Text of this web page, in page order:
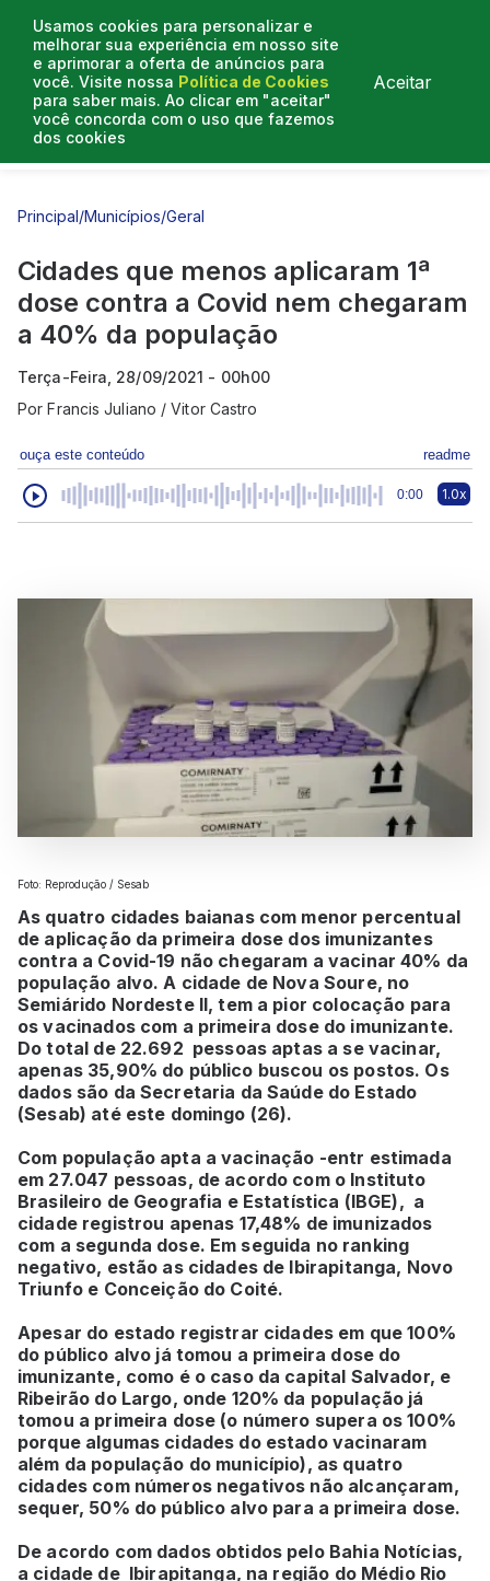
Usamos cookies para personalizar e
melhorar sua experiência em nosso site
e aprimorar a oferta de anúncios para
você. Visite nossa Política de Cookies
para saber mais. Ao clicar em "aceitar"
você concorda com o uso que fazemos
dos cookies
Aceitar
Entrevistas
Principal/Municípios/Geral
Cidades que menos aplicaram 1ª
dose contra a Covid nem chegaram
a 40% da população
Terça-Feira, 28/09/2021 - 00h00
PorFrancis Juliano / Vitor Castro
ouça este conteúdo readme
0:00 1.0x
Foto: Reprodução / Sesab
As quatro cidades baianas com menor percentual
de aplicação da primeira dose dos imunizantes
contra a Covid-19 não chegaram a vacinar 40% da
população alvo. A cidade de Nova Soure, no
Semiárido Nordeste II, tem a pior colocação para
os vacinados com a primeira dose do imunizante.
Do total de 22.692 pessoas aptas a se vacinar,
apenas 35,90% do público buscou os postos. Os
dados são da Secretaria da Saúde do Estado
(Sesab) até este domingo (26).
Com população apta a vacinação -entr estimada
em 27.047 pessoas, de acordo com o Instituto
Brasileiro de Geografia e Estatística (IBGE), a
cidade registrou apenas 17,48% de imunizados
com a segunda dose. Em seguida no ranking
negativo, estão as cidades de Ibirapitanga, Novo
Triunfo e Conceição do Coité.
Apesar do estado registrar cidades em que 100%
do público alvo já tomou a primeira dose do
imunizante, como é o caso da capital Salvador, e
Ribeirão do Largo, onde 120% da população já
tomou a primeira dose (o número supera os 100%
porque algumas cidades do estado vacinaram
além da população do município), as quatro
cidades com números negativos não alcançaram,
sequer, 50% do público alvo para a primeira dose.
De acordo com dados obtidos pelo Bahia Notícias,
a cidade de Ibirapitanga, na região do Médio Rio